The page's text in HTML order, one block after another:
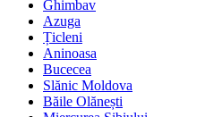
Ghimbav
Azuga
Țicleni
Aninoasa
Bucecea
Slănic Moldova
Băile Olănești